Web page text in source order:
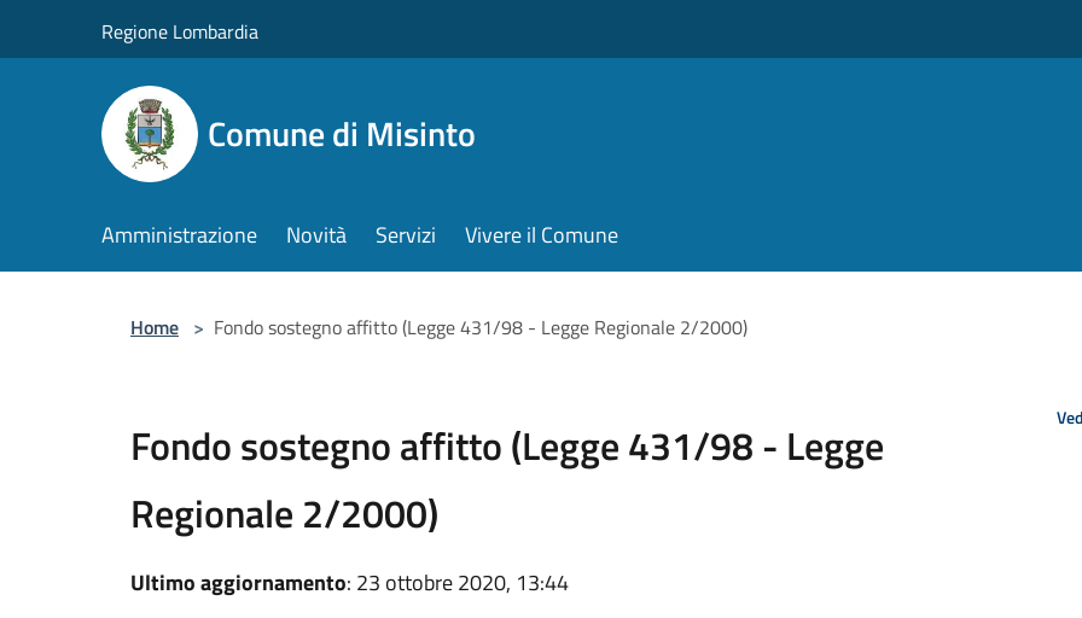
Regione Lombardia
Comune di Misinto
Amministrazione Novità Servizi Vivere il Comune
Home > Fondo sostegno affitto (Legge 431/98 - Legge Regionale 2/2000)
Fondo sostegno affitto (Legge 431/98 - Legge
Regionale 2/2000)
Ultimo aggiornamento: 23 ottobre 2020, 13:44